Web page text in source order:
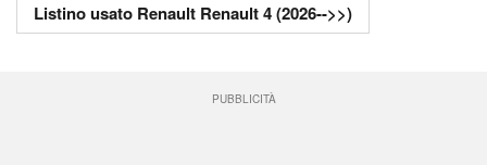
Listino usato Renault Renault 4 (2026-->>)
PUBBLICITÀ